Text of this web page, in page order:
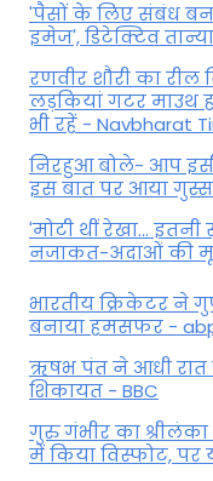
'पैसों के लिए संबंध
इमेज', डिटेक्टिव
रणवीर शौरी का
लड़कियां गटर माउथ
भी रहें - Navbharat
निरहुआ बोले- आप
इस बात पर आया
'मोटी थीं रेखा...
नजाकत-अदाओं की
भारतीय क्रिकेटर ने
बनाया हमसफर -
ऋषभ पंत ने आधी रात
शिकायत - BBC
गुरु गंभीर का श्रीलंका
में किया व‍िस्फोट, पर